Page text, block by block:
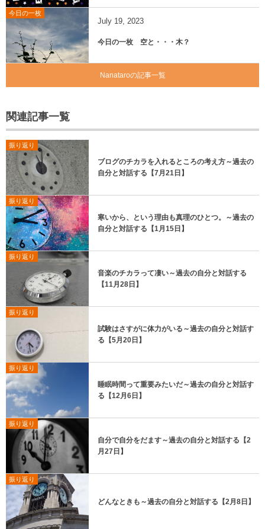
今日の一枚
July 19, 2023
今日の一枚 空と・・・木？
Nanataroの記事一覧
関連記事一覧
振り返り
ブログのチカラを入れるところの考え方～過去の
自分と対話する【7月21日】
振り返り
寒いから、という理由も真理のひとつ。～過去の
自分と対話する【1月15日】
振り返り
音楽のチカラって凄い～過去の自分と対話する
【11月28日】
振り返り
試験はさすがに体力がいる～過去の自分と対話す
る【5月20日】
振り返り
睡眠時間って重要みたいだ～過去の自分と対話す
る【12月6日】
振り返り
自分で自分をだます～過去の自分と対話する【2
月27日】
振り返り
どんなときも～過去の自分と対話する【2月8日】